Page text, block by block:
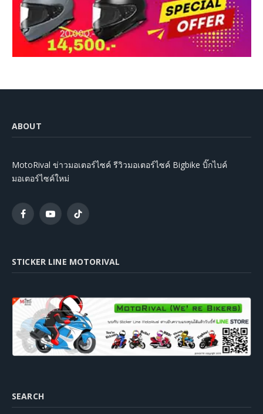
ABOUT
MotoRival ข่าวมอเตอร์ไซค์ รีวิวมอเตอร์ไซค์ Bigbike บิ๊กไบค์
มอเตอร์ไซค์ใหม่
FacebookYouTubeTikTok
STICKER LINE MOTORIVAL
SEARCH